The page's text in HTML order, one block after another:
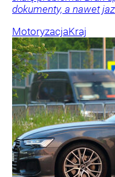
dokumenty, a nawet
MotoryzacjaKraj